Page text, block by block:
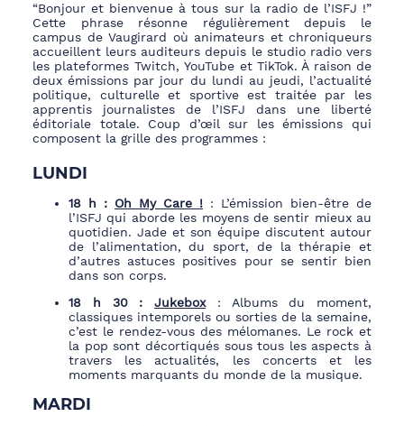
“Bonjour et bienvenue à tous sur la radio de l’ISFJ !”
Cette phrase résonne régulièrement depuis le
campus de Vaugirard où animateurs et chroniqueurs
accueillent leurs auditeurs depuis le studio radio vers
les plateformes Twitch,YouTube et TikTok. À raison de
deux émissions par jour du lundi au jeudi, l’actualité
politique, culturelle et sportive est traitée par les
apprentis journalistes de l’ISFJ dans une liberté
éditoriale totale. Coup d’œil sur les émissions qui
composent la grille des programmes :
LUNDI
18 h : Oh My Care ! :
L’émission bien-être de
l’ISFJ qui aborde les moyens de sentir mieux au
quotidien. Jade et son équipe discutent autour
de l’alimentation, du sport, de la thérapie et
d’autres astuces positives pour se sentir bien
dans son corps.
18 h 30 : Jukebox :
Albums du moment,
classiques intemporels ou sorties de la semaine,
c’est le rendez-vous des mélomanes. Le rock et
la pop sont décortiqués sous tous les aspects à
travers les actualités, les concerts et les
moments marquants du monde de la musique.
MARDI